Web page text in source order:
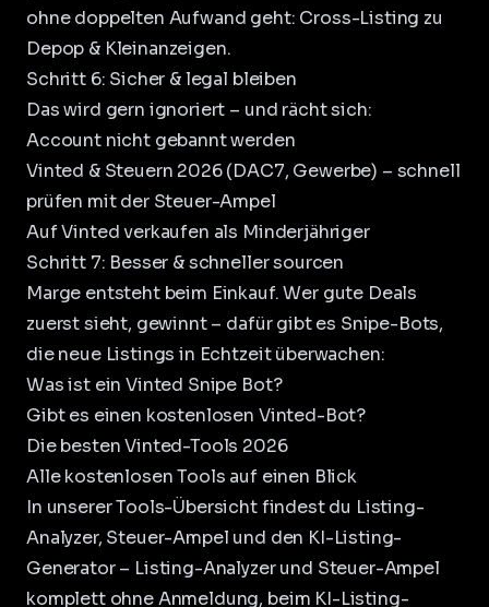
ohne doppelten Aufwand geht: Cross-Listing zu
Depop & Kleinanzeigen.
Schritt 6: Sicher & legal bleiben
Das wird gern ignoriert – und rächt sich:
Account nicht gebannt werden
Vinted & Steuern 2026 (DAC7, Gewerbe) – schnell
prüfen mit der Steuer-Ampel
Auf Vinted verkaufen als Minderjähriger
Schritt 7: Besser & schneller sourcen
Marge entsteht beim Einkauf. Wer gute Deals
zuerst sieht, gewinnt – dafür gibt es Snipe-Bots,
die neue Listings in Echtzeit überwachen:
Was ist ein Vinted Snipe Bot?
Gibt es einen kostenlosen Vinted-Bot?
Die besten Vinted-Tools 2026
Alle kostenlosen Tools auf einen Blick
In unsererTools-Übersichtfindest du Listing-
Analyzer, Steuer-Ampel und den KI-Listing-
Generator – Listing-Analyzer und Steuer-Ampel
komplett ohne Anmeldung, beim KI-Listing-